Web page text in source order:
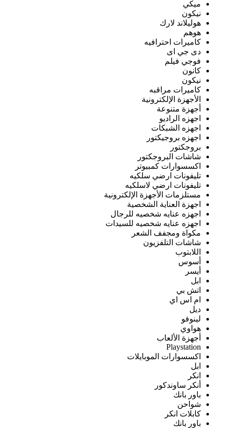
ميكي
نيكون
هوليلاند لارك
هوهم
كاميرات احترافيه
دى جي اى
فوجي فيلم
كانون
نيكون
كاميرات مراقبه
الأجهزة الإلكترونية
أجهزة متنوعة
اجهزه الراديو
اجهزه الشبكات
اجهزه بروجيكتور
بروجكتور
شاشات البروجكتور
اكسسوارات كمبيوتر
تليفونات ارضي سلكيه
تليفونات ارضي لاسلكيه
مستلزمات الأجهزة الإلكترونية
اجهزة العناية الشخصية
اجهزه عنايه شخصيه للرجال
اجهزه عنايه شخصيه للسيدات
مكواة ومجفف الشعر
شاشات التلفزيون
اللابتوب
أسوس
أيسر
ابل
اتش بي
ام اس اي
ديل
لينوفو
هواوي
أجهزة الألعاب
Playstation
اكسسوارات الموبايلات
ابل
انكر
أنكر ساوندكور
باور بانك
شواحن
كابلات انكر
باور بانك